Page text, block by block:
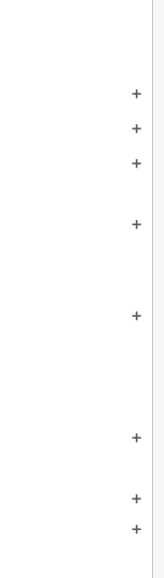
add
add
add
add
add
add
add
add